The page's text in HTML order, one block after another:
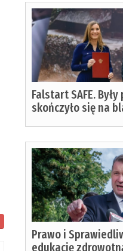
Falstart SAFE.
skończyło się na
Prawo i
edukację